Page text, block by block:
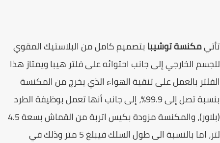
مكنسة توشيبابتصميم كامل من البلاستيك المقوي
الخارجي إلى جانب احتوائه على فلتر هيبا ويمتاز هذا
بالعمل على تنقية الهواء الذي يخرج من المكنسة
بنسبة تصل إلى 99.9%، إلى جانب أنها تعمل بوظيفة الطرد
(بلاور)، والمكنسة مزودة بكيس اتربة من القماش بسعة 4.5
لتر، اما بالنسبة الى طول السلك فيبلغ 5 متر وذلك في